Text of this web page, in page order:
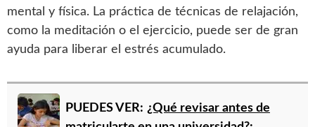
mental y física. La práctica de técnicas de relajación,
como la meditación o el ejercicio, puede ser de gran
ayuda para liberar el estrés acumulado.
PUEDES VER: ¿Qué revisar antes de